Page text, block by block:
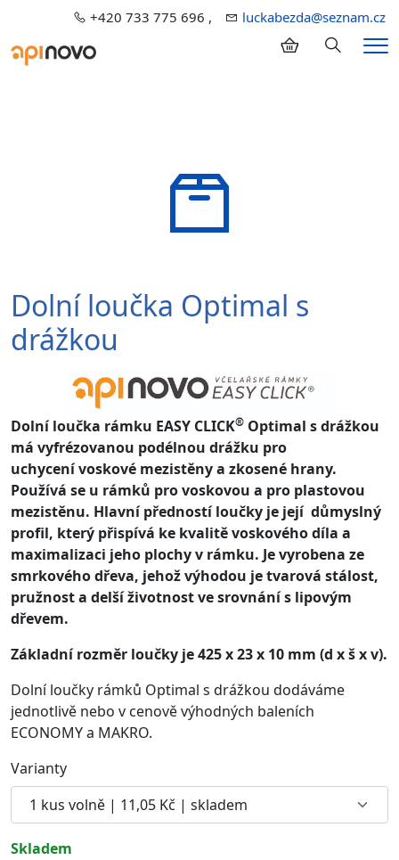
+420 733 775 696 , luckabezda@seznam.cz
Hledání
Dolní loučka Optimal s
drážkou
Dolní loučka rámku EASY CLICK® Optimal s drážkou
má vyfrézovanou podélnou drážku pro
uchycení voskové mezistěny a zkosené hrany.
Používá se u rámků pro voskovou a pro plastovou
mezistěnu. Hlavní předností loučky je její důmyslný
profil, který přispívá ke kvalitě voskového díla a
maximalizaci jeho plochy v rámku. Je vyrobena ze
smrkového dřeva, jehož výhodou je tvarová stálost,
pružnost a delší životnost ve srovnání s lipovým
dřevem.
Základní rozměr loučky je 425 x 23 x 10 mm (d x š x v).
Dolní loučky rámků Optimal s drážkou dodáváme
jednotlivě nebo v cenově výhodných baleních
ECONOMY a MAKRO.
Varianty
skladem